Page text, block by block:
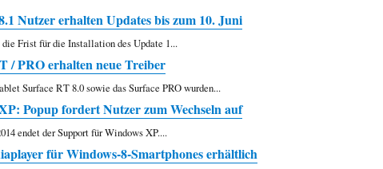
Nutzer erhalten Updates bis zum 10. Juni
Frist für die Installation des Update 1...
/ PRO erhalten neue Treiber
Surface RT 8.0 sowie das Surface PRO wurden...
Popup fordert Nutzer zum Wechseln auf
endet der Support für Windows XP....
für Windows-8-Smartphones erhältlich